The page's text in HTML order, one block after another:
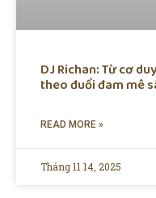
DJ Richan: Từ cơ
theo đuổi đam mê
READ MORE »
Tháng 11 14, 2025